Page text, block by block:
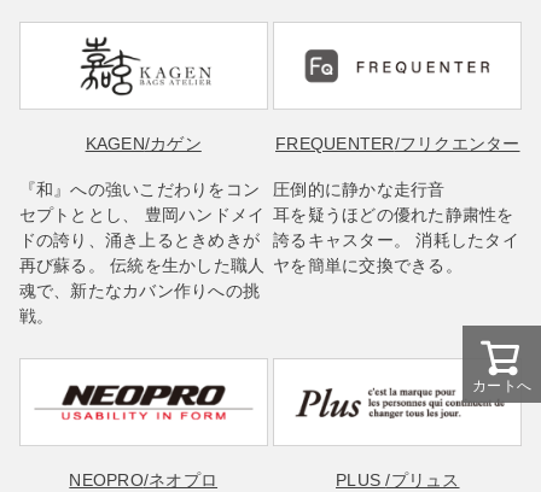
カートへ
KAGEN/カゲン
『和』への強いこだわりをコン
セプトととし、 豊岡ハンドメイ
ドの誇り、涌き上るときめきが
再び蘇る。 伝統を生かした職人
魂で、新たなカバン作りへの挑
戦。
FREQUENTER/フリクエンター
圧倒的に静かな走行音
耳を疑うほどの優れた静粛性を
誇るキャスター。 消耗したタイ
ヤを簡単に交換できる。
NEOPRO/ネオプロ PLUS/プリュス